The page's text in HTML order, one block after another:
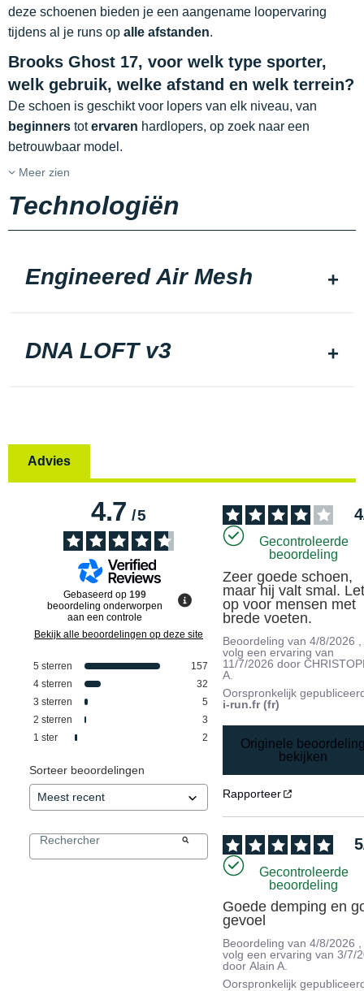
deze schoenen bieden je een aangename loopervaring
tijdens al je runs op alle afstanden.
Brooks Ghost 17, voor welk type sporter,
welk gebruik, welke afstand en welk terrein?
De schoen is geschikt voor lopers van elk niveau, van
beginners totervaren hardlopers, op zoek naar een
betrouwbaar model.
Meer zien
Technologiën
Engineered Air Mesh
DNA LOFT v3
Advies
4.7/5
Gebaseerd op 199
beoordeling onderworpen
aan een controle
Bekijk alle beoordelingen op deze site
5 sterren
157
4 sterren
32
3 sterren
5
2 sterren
3
1 ster 2
Sorteer beoordelingen
4
Gecontroleerde
beoordeling
Zeer goede schoen,
maar hij valt smal.
op voor mensen met
brede voeten.
Beoordeling van4/8/2026
volg een ervaring van
11/7/2026 door
A.
Oorspronkelijk
i-run.fr (fr)
Originele
bekijken
Rapporteer
5
Gecontroleerde
beoordeling
Goede demping en
gevoel
Beoordeling van4/8/2026 ,
volg een ervaring van3/7/
doorAlain A.
Oorspronkelijk